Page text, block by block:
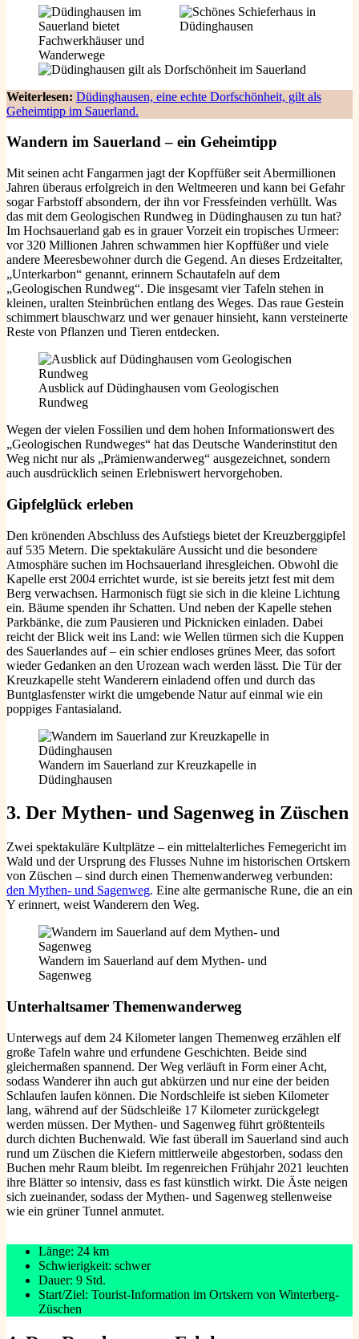
Weiterlesen: Düdinghausen, eine echte Dorfschönheit, gilt als
Geheimtipp im Sauerland.
Wandern im Sauerland – ein Geheimtipp
Mit seinen acht Fangarmen jagt der Kopffüßer seit Abermillionen
Jahren überaus erfolgreich in den Weltmeeren und kann bei Gefahr
sogar Farbstoff absondern, der ihn vor Fressfeinden verhüllt. Was
das mit dem Geologischen Rundweg in Düdinghausen zu tun hat?
Im Hochsauerland gab es in grauer Vorzeit ein tropisches Urmeer:
vor 320 Millionen Jahren schwammen hier Kopffüßer und viele
andere Meeresbewohner durch die Gegend. An dieses Erdzeitalter,
„Unterkarbon“ genannt, erinnern Schautafeln auf dem
„Geologischen Rundweg“. Die insgesamt vier Tafeln stehen in
kleinen, uralten Steinbrüchen entlang des Weges. Das raue Gestein
schimmert blauschwarz und wer genauer hinsieht, kann versteinerte
Reste von Pflanzen und Tieren entdecken.
Ausblick auf Düdinghausen vom Geologischen
Rundweg
Wegen der vielen Fossilien und dem hohen Informationswert des
„Geologischen Rundweges“ hat das Deutsche Wanderinstitut den
Weg nicht nur als „Prämienwanderweg“ ausgezeichnet, sondern
auch ausdrücklich seinen Erlebniswert hervorgehoben.
Gipfelglück erleben
Den krönenden Abschluss des Aufstiegs bietet der Kreuzberggipfel
auf 535 Metern. Die spektakuläre Aussicht und die besondere
Atmosphäre suchen im Hochsauerland ihresgleichen. Obwohl die
Kapelle erst 2004 errichtet wurde, ist sie bereits jetzt fest mit dem
Berg verwachsen. Harmonisch fügt sie sich in die kleine Lichtung
ein. Bäume spenden ihr Schatten. Und neben der Kapelle stehen
Parkbänke, die zum Pausieren und Picknicken einladen. Dabei
reicht der Blick weit ins Land: wie Wellen türmen sich die Kuppen
des Sauerlandes auf – ein schier endloses grünes Meer, das sofort
wieder Gedanken an den Urozean wach werden lässt. Die Tür der
Kreuzkapelle steht Wanderern einladend offen und durch das
Buntglasfenster wirkt die umgebende Natur auf einmal wie ein
poppiges Fantasialand.
Wandern im Sauerland zur Kreuzkapelle in
Düdinghausen
3. Der Mythen- und Sagenweg in Züschen
Zwei spektakuläre Kultplätze – ein mittelalterliches Femegericht im
Wald und der Ursprung des Flusses Nuhne im historischen Ortskern
von Züschen – sind durch einen Themenwanderweg verbunden:
den Mythen- und Sagenweg. Eine alte germanische Rune, die an ein
Y erinnert, weist Wanderern den Weg.
Wandern im Sauerland auf dem Mythen- und
Sagenweg
Unterhaltsamer Themenwanderweg
Unterwegs auf dem 24 Kilometer langen Themenweg erzählen elf
große Tafeln wahre und erfundene Geschichten. Beide sind
gleichermaßen spannend. Der Weg verläuft in Form einer Acht,
sodass Wanderer ihn auch gut abkürzen und nur eine der beiden
Schlaufen laufen können. Die Nordschleife ist sieben Kilometer
lang, während auf der Südschleiße 17 Kilometer zurückgelegt
werden müssen. Der Mythen- und Sagenweg führt größtenteils
durch dichten Buchenwald. Wie fast überall im Sauerland sind auch
rund um Züschen die Kiefern mittlerweile abgestorben, sodass den
Buchen mehr Raum bleibt. Im regenreichen Frühjahr 2021 leuchten
ihre Blätter so intensiv, dass es fast künstlich wirkt. Die Äste neigen
sich zueinander, sodass der Mythen- und Sagenweg stellenweise
wie ein grüner Tunnel anmutet.
Länge: 24 km
Schwierigkeit: schwer
Dauer: 9 Std.
Start/Ziel: Tourist-Information im Ortskern von Winterberg-
Züschen